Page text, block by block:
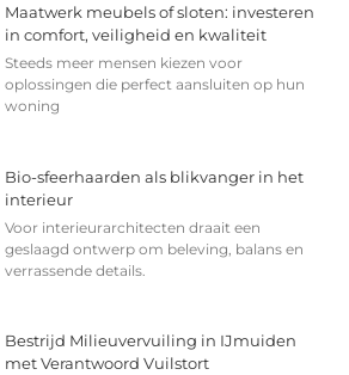
Maatwerk meubels of sloten: investeren
in comfort, veiligheid en kwaliteit
Steeds meer mensen kiezen voor
oplossingen die perfect aansluiten op hun
woning
Bio-sfeerhaarden als blikvanger in het
interieur
Voor interieurarchitecten draait een
geslaagd ontwerp om beleving, balans en
verrassende details.
Bestrijd Milieuvervuiling in IJmuiden
met Verantwoord Vuilstort